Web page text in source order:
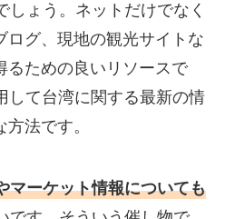
しょう。ネットだけでなく
ログ、現地の観光サイトな
るための良いリソースで
して台湾に関する最新の情
法です。
マーケット情報についても